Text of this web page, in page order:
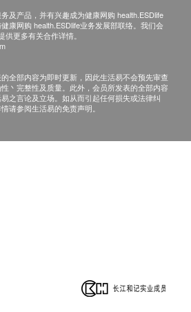
及产品，并有兴趣成为健康网购 health.ESDlife
康网购 health.ESDlife业务发展部联络。我们会
更多有关合作详情。
全部内容为即时更新，因此生活易不会预先审查
丶完整性及质量。此外，会员所发表的全部内容
之言论及立场。如从而引起任何损失或法律纠
请参阅生活易的免责声明。